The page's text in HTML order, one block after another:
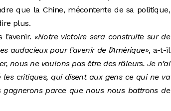
que la Chine, mécontente de sa politique,
plus.
«Notre victoire sera construite sur de
audacieux pour l’avenir de l’Amérique», a-t-il
nous ne voulons pas être des râleurs. Je n’ai
critiques, qui disent aux gens ce qui ne va
parce que nous nous battrons de